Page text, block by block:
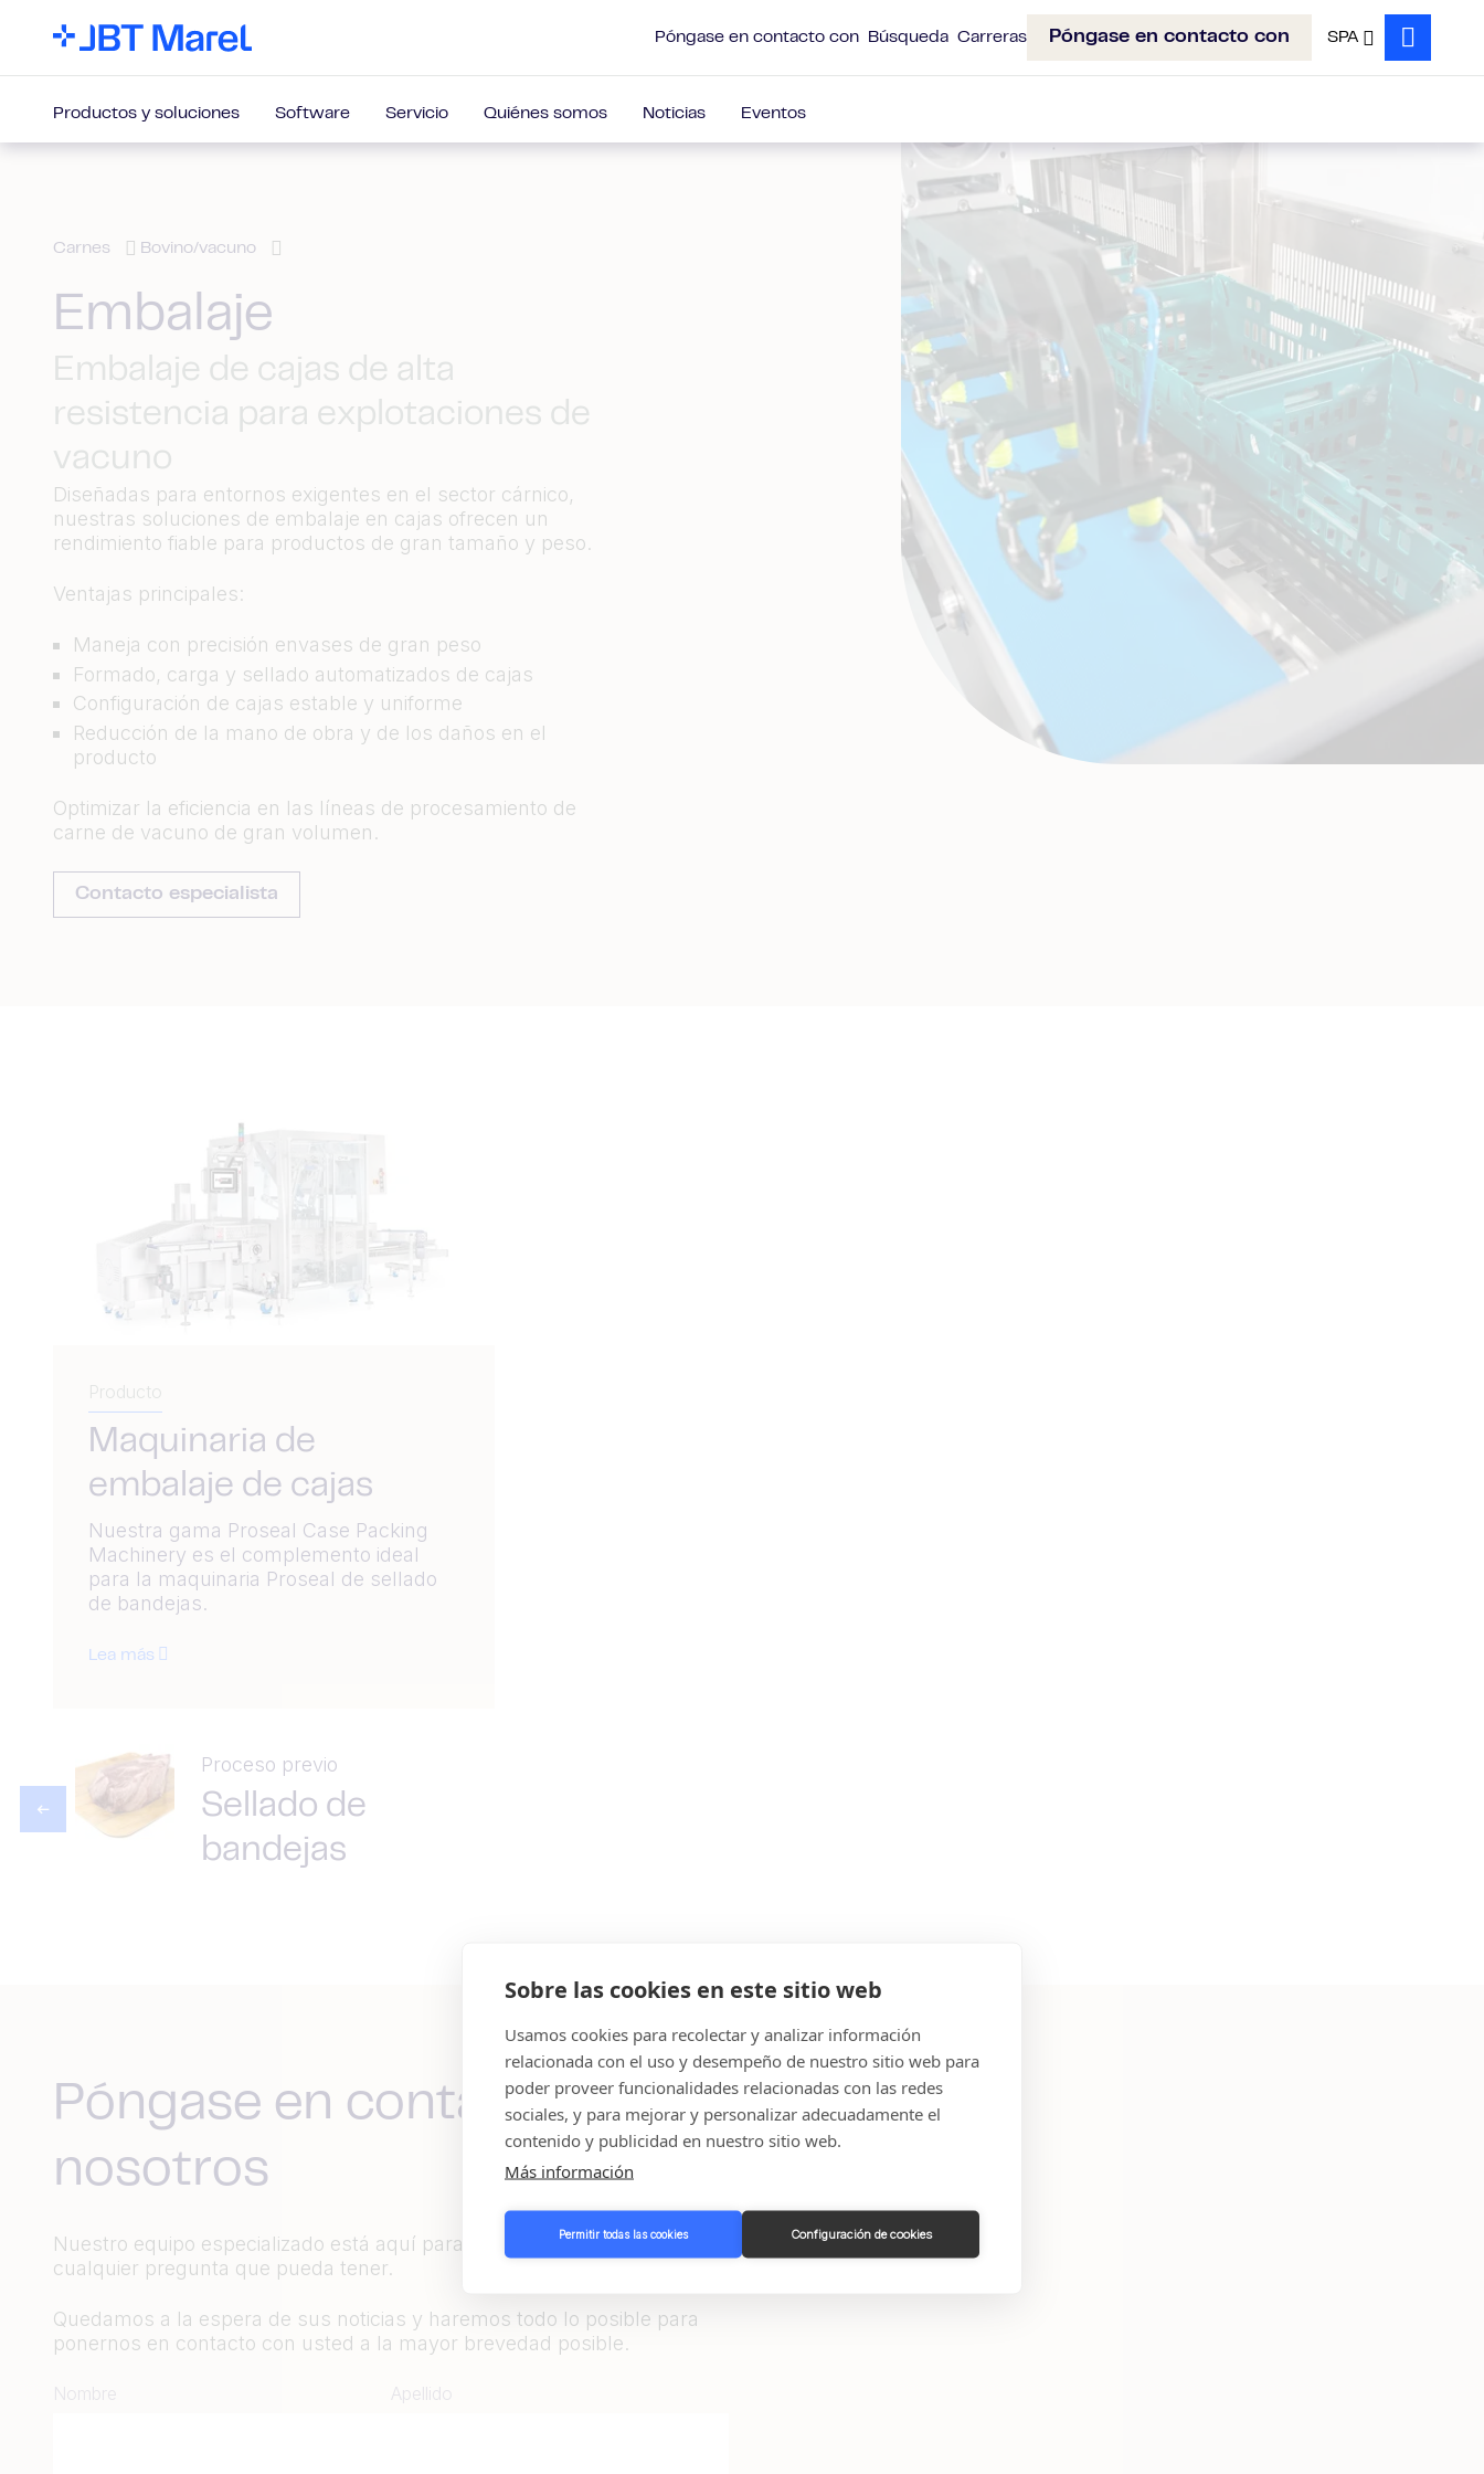
Sobre las cookies en este sitio web
Usamos cookies para recolectar y analizar información
relacionada con el uso y desempeño de nuestro sitio web para
poder proveer funcionalidades relacionadas con las redes
sociales, y para mejorar y personalizar adecuadamente el
contenido y publicidad en nuestro sitio web.
Más información
Permitir todas las cookies Configuración de cookies
Póngase en contacto con Búsqueda Carreras Póngase en contacto con SPA
Search
Productos y soluciones Software Servicio Quiénes somos Noticias Eventos
Carnes Bovino/vacuno
Embalaje
Embalaje de cajas de alta
resistencia para explotaciones de
vacuno
Diseñadas para entornos exigentes en el sector cárnico,
nuestras soluciones de embalaje en cajas ofrecen un
rendimiento fiable para productos de gran tamaño y peso.
Ventajas principales:
Maneja con precisión envases de gran peso
Formado, carga y sellado automatizados de cajas
Configuración de cajas estable y uniforme
Reducción de la mano de obra y de los daños en el
producto
Optimizar la eficiencia en las líneas de procesamiento de
carne de vacuno de gran volumen.
Contacto especialista
Producto
Maquinaria de
embalaje de cajas
Nuestra gama Proseal Case Packing
Machinery es el complemento ideal
para la maquinaria Proseal de sellado
de bandejas.
Lea más
Proceso previo
Sellado de
bandejas
Póngase en contacto con
nosotros
Nuestro equipo especializado está aquí para ayudarle y responder
cualquier pregunta que pueda tener.
Quedamos a la espera de sus noticias y haremos todo lo posible para
ponernos en contacto con usted a la mayor brevedad posible.
Apellido